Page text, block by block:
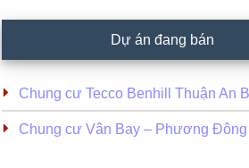
Dự án đang bán
Chung cư Tecco Benhill Thuận An
Chung cư Vân Bay – Phương